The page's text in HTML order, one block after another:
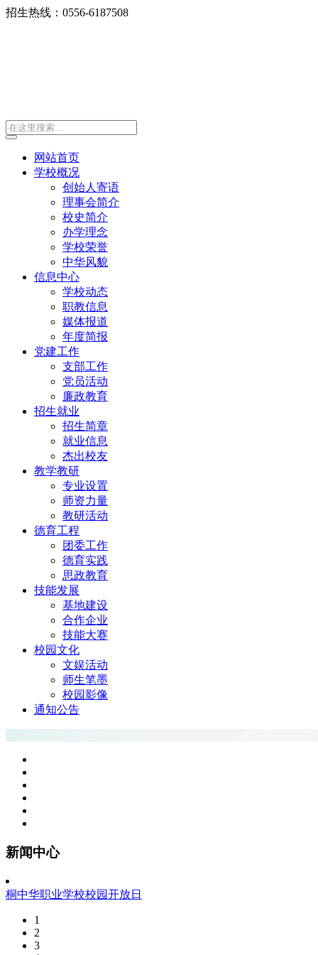
招生热线：0556-6187508
网站首页
学校概况
创始人寄语
理事会简介
校史简介
办学理念
学校荣誉
中华风貌
信息中心
学校动态
职教信息
媒体报道
年度简报
党建工作
支部工作
党员活动
廉政教育
招生就业
招生简章
就业信息
杰出校友
教学教研
专业设置
师资力量
教研活动
德育工程
团委工作
德育实践
思政教育
技能发展
基地建设
合作企业
技能大赛
校园文化
文娱活动
师生笔墨
校园影像
通知公告
新闻中心
桐中华职业学校校园开放日
1
2
3